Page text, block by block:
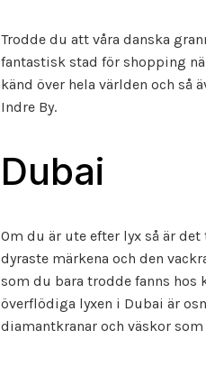
Trodde du att våra danska
fantastisk stad för shopping
känd över hela världen och så
Indre By.
Dubai
Om du är ute efter lyx så är
dyraste märkena och den
som du bara trodde fanns hos
överflödiga lyxen i Dubai är
diamantkranar och väskor